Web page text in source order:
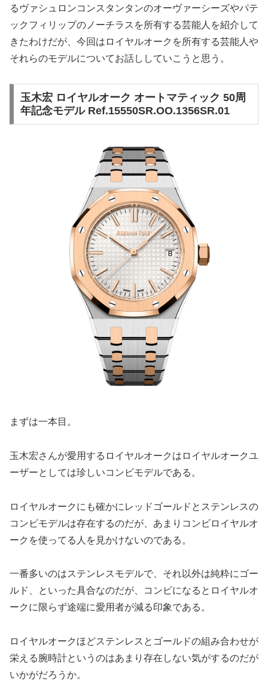
るヴァシュロンコンスタンタンのオーヴァーシーズやパテ
ックフィリップのノーチラスを所有する芸能人を紹介して
きたわけだが、今回はロイヤルオークを所有する芸能人や
それらのモデルについてお話ししていこうと思う。
玉木宏 ロイヤルオーク オートマティック 50周
年記念モデル Ref.15550SR.OO.1356SR.01
まずは一本目。
玉木宏さんが愛用するロイヤルオークはロイヤルオークユ
ーザーとしては珍しいコンビモデルである。
ロイヤルオークにも確かにレッドゴールドとステンレスの
コンビモデルは存在するのだが、あまりコンビロイヤルオ
ークを使ってる人を見かけないのである。
一番多いのはステンレスモデルで、それ以外は純粋にゴー
ルド、といった具合なのだが、コンビになるとロイヤルオ
ークに限らず途端に愛用者が減る印象である。
ロイヤルオークほどステンレスとゴールドの組み合わせが
栄える腕時計というのはあまり存在しない気がするのだが
いかがだろうか。